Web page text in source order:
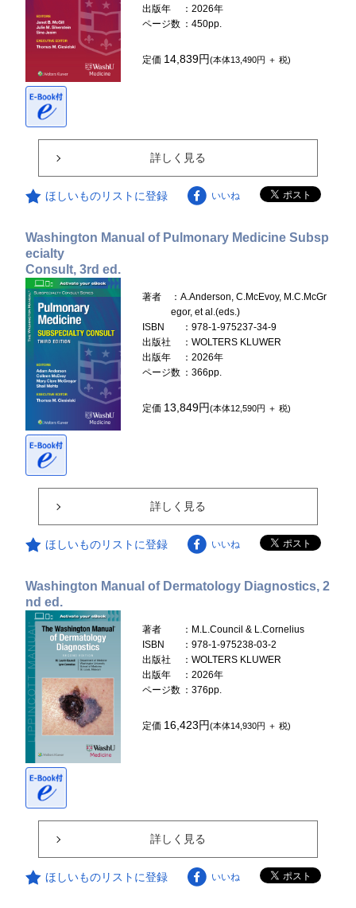
出版年
：2026年
ページ数 ：450pp.
定価 14,839円(本体13,490円 ＋ 税)
詳しく見る
ほしいものリストに登録 いいね
Washington Manual of Pulmonary Medicine Subsp
ecialty
Consult, 3rd ed.
著者
：A.Anderson, C.McEvoy, M.C.McGr
egor, et al.(eds.)
ISBN
：978-1-975237-34-9
出版社
：WOLTERS KLUWER
出版年
：2026年
ページ数 ：366pp.
定価 13,849円(本体12,590円 ＋ 税)
詳しく見る
ほしいものリストに登録 いいね
Washington Manual of Dermatology Diagnostics, 2
nd ed.
著者
：M.L.Council & L.Cornelius
ISBN
：978-1-975238-03-2
出版社
：WOLTERS KLUWER
出版年
：2026年
ページ数 ：376pp.
定価 16,423円(本体14,930円 ＋ 税)
詳しく見る
ほしいものリストに登録 いいね